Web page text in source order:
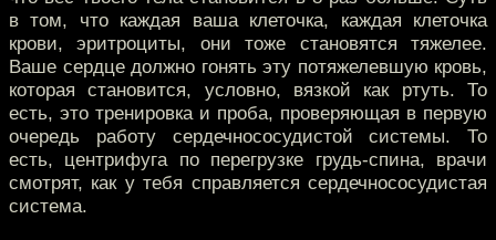
в том, что каждая ваша клеточка, каждая клеточка
крови, эритроциты, они тоже становятся тяжелее.
Ваше сердце должно гонять эту потяжелевшую кровь,
которая становится, условно, вязкой как ртуть. То
есть, это тренировка и проба, проверяющая в первую
очередь работу сердечнососудистой системы. То
есть, центрифуга по перегрузке грудь-спина, врачи
смотрят, как у тебя справляется сердечнососудистая
система.